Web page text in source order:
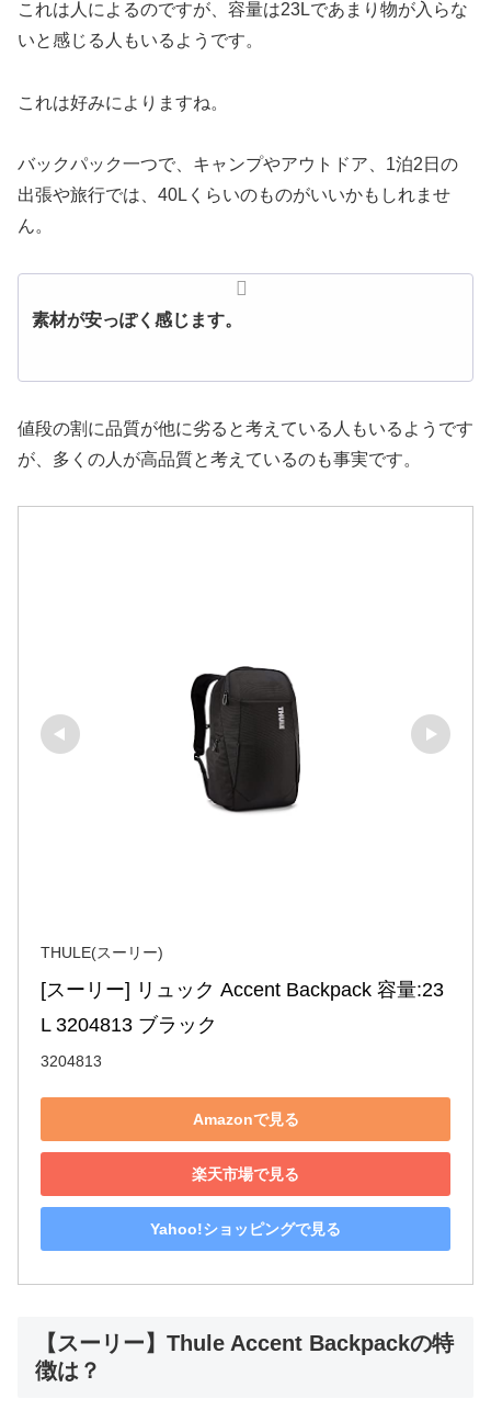
これは人によるのですが、容量は23Lであまり物が入らな
いと感じる人もいるようです。
これは好みによりますね。
バックパック一つで、キャンプやアウトドア、1泊2日の
出張や旅行では、40Lくらいのものがいいかもしれませ
ん。
素材が安っぽく感じます。
値段の割に品質が他に劣ると考えている人もいるようです
が、多くの人が高品質と考えているのも事実です。
THULE(スーリー)
[スーリー] リュック Accent Backpack 容量:23
L 3204813 ブラック
3204813
Amazonで見る
楽天市場で見る
Yahoo!ショッピングで見る
【スーリー】Thule Accent Backpackの特
徴は？